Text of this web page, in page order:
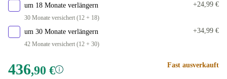
um 18 Monate verlängern
30 Monate versichert (12 + 18)
+24,99 €
um 30 Monate verlängern
42 Monate versichert (12 + 30)
+34,99 €
436,90 € Fast ausverkauft